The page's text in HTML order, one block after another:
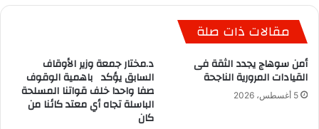
مقالات ذات صلة
أمن سوهاج يجدد الثقة فى
القيادات المرورية الناجحة
5 أغسطس، 2026
د.مختار جمعة وزير الأوقاف
السابق يؤكد باهمية الوقوف
صفا واحدا خلف قواتنا المسلحة
الباسلة تجاه أي معتد كائنا من
كان